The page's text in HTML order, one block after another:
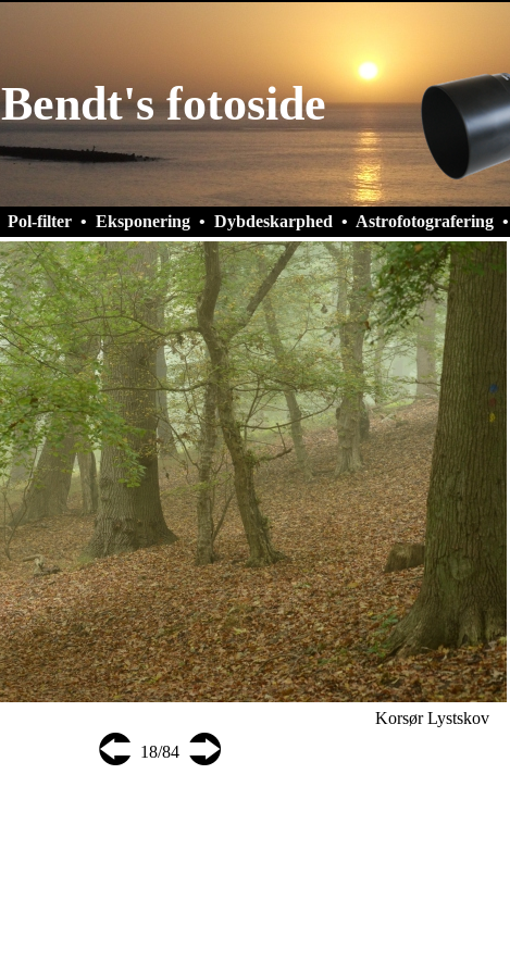
Bendt's fotoside
Pol-filter • Eksponering • Dybdeskarphed • Astrofotografering •
⮈ 18/84 ⮊
Korsør Lystskov